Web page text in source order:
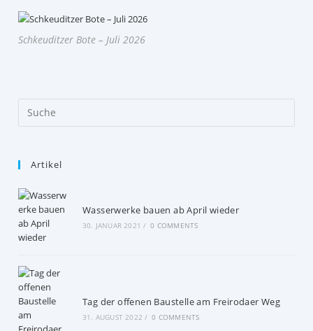
Schkeuditzer Bote – Juli 2026
Artikel
Wasserwerke bauen ab April wieder
30. JANUAR 2021 / 0 COMMENTS
Tag der offenen Baustelle am Freirodaer Weg
31. AUGUST 2022 / 0 COMMENTS